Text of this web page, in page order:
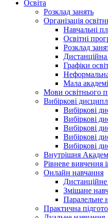
Освіта
Розклад занять
Організація
Навчальні
Освітні
Розклад
Дистанційна
Графіки
Неформальна
Мала
Мови освітнього
Вибіркові
Вибіркові
Вибіркові
Вибіркові
Вибіркові
Вибіркові
Внутрішня
Рівневе вивчення
Онлайн навчання
Змішане
Паралельне
Практична